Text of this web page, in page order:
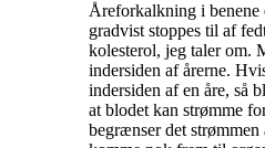
Åreforkalkning i benene
gradvist stoppes til af
kolesterol, jeg taler om.
indersiden af årerne.
indersiden af en åre, så
at blodet kan strømme
begrænser det